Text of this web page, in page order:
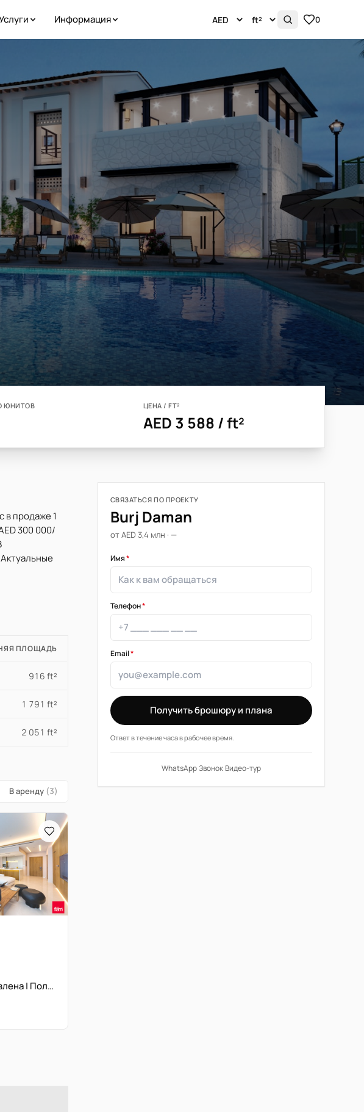
Информация 0
ЮНИТОВ ЦЕНА / FT²
AED 3 588 / ft²
в продаже 1
300 000/
ПЛОЩАДЬ
916 ft²
1 791 ft²
2 051 ft²
В аренду (3)
Полностью обновлена | Полностью меблирована
СВЯЗАТЬСЯ ПО ПРОЕКТУ
Burj Daman
от AED 3,4 млн · —
Имя*
Телефон*
Email*
Получить брошюру и плана
Ответ в течение часа в рабочее время.
WhatsApp·Звонок·Видео-тур